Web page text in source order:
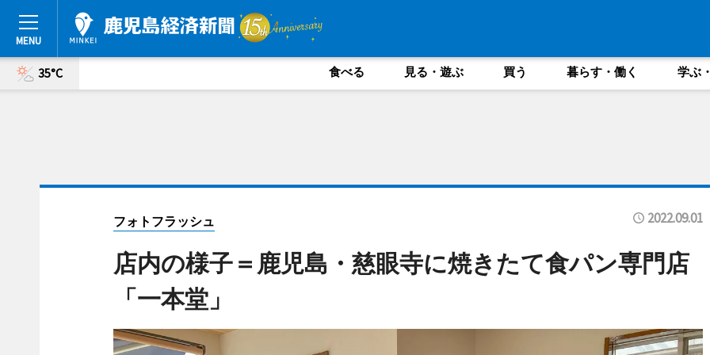
35°C 食べる 見る・遊ぶ 買う 暮らす・働く 学ぶ
フォトフラッシュ 2022.09.01
店内の様子＝鹿児島・慈眼寺に焼きたて食パン専門店
「一本堂」